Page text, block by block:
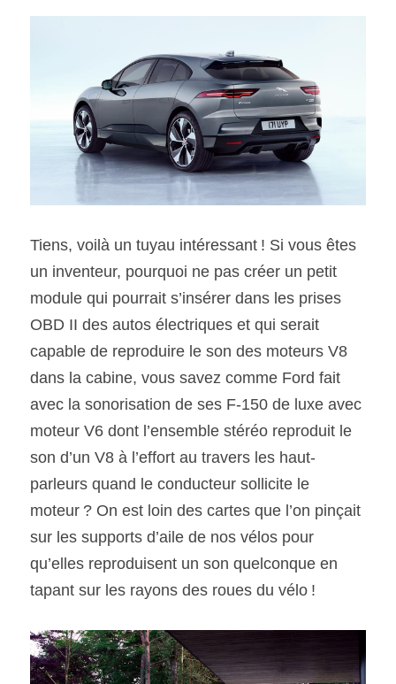
Tiens, voilà un tuyau intéressant ! Si vous êtes
un inventeur, pourquoi ne pas créer un petit
module qui pourrait s’insérer dans les prises
OBD II des autos électriques et qui serait
capable de reproduire le son des moteurs V8
dans la cabine, vous savez comme Ford fait
avec la sonorisation de ses F-150 de luxe avec
moteur V6 dont l’ensemble stéréo reproduit le
son d’un V8 à l’effort au travers les haut-
parleurs quand le conducteur sollicite le
moteur ? On est loin des cartes que l’on pinçait
sur les supports d’aile de nos vélos pour
qu’elles reproduisent un son quelconque en
tapant sur les rayons des roues du vélo !